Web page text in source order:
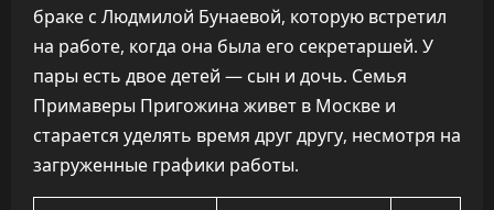
браке с Людмилой Бунаевой, которую встретил
на работе, когда она была его секретаршей. У
пары есть двое детей — сын и дочь. Семья
Примаверы Пригожина живет в Москве и
старается уделять время друг другу, несмотря на
загруженные графики работы.